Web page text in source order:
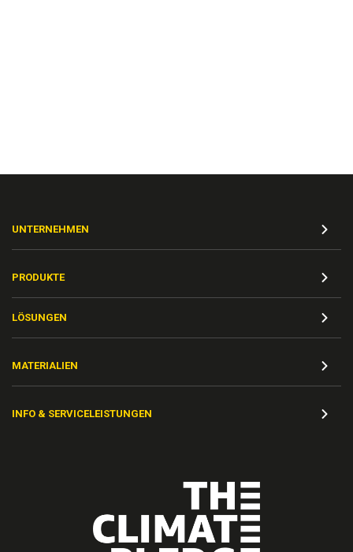
UNTERNEHMEN
PRODUKTE
LÖSUNGEN
MATERIALIEN
INFO & SERVICELEISTUNGEN